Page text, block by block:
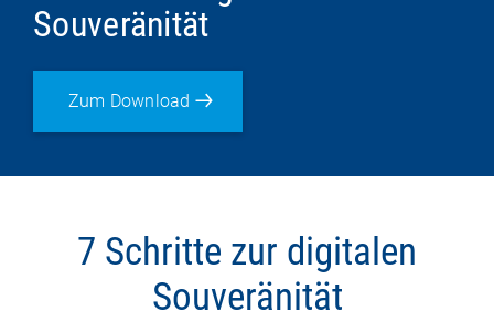
Souveränität
Zum Download
7 Schritte zur digitalen
Souveränität